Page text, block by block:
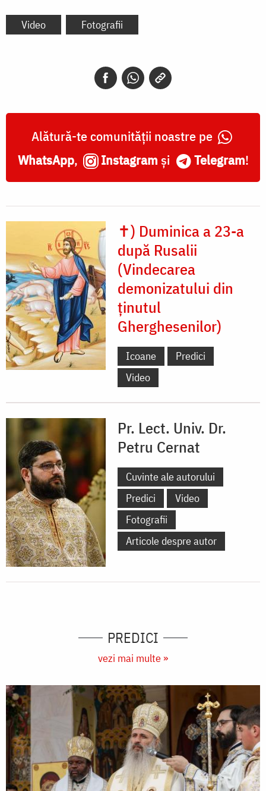
Video Fotografii
Alătură-te comunității noastre pe
WhatsApp, Instagram și Telegram!
✝) Duminica a 23-a
după Rusalii
(Vindecarea
demonizatului din
ținutul
Gherghesenilor)
Icoane
Predici
Video
Pr. Lect. Univ. Dr.
Petru Cernat
Cuvinte ale autorului
Predici
Video
Fotografii
Articole despre autor
PREDICI
vezi mai multe »